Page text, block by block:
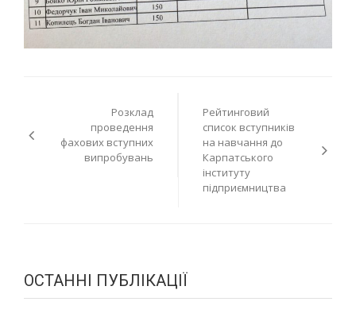
записів
Розклад
проведення
фахових вступних
випробувань
Рейтинговий
список вступників
на навчання до
Карпатського
інституту
підприємництва
ОСТАННІ ПУБЛІКАЦІЇ